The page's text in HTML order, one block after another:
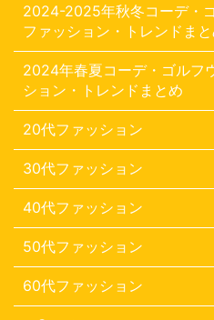
2024-2025年秋冬コーデ・
ファッション・トレンドま
2024年春夏コーデ・ゴルフ
ション・トレンドまとめ
20代ファッション
30代ファッション
40代ファッション
50代ファッション
60代ファッション